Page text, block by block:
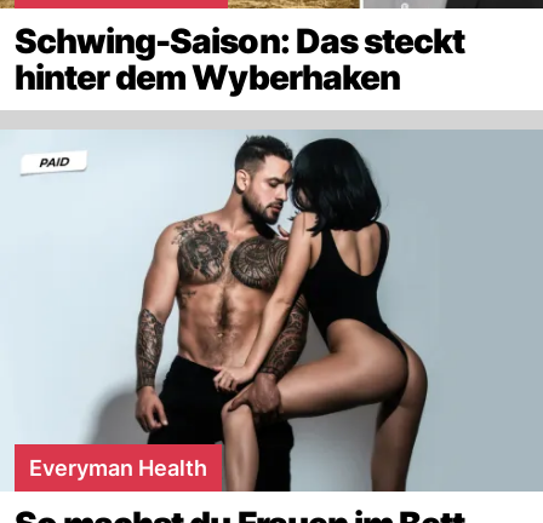
Schwing-Saison: Das steckt
hinter dem Wyberhaken
Everyman Health